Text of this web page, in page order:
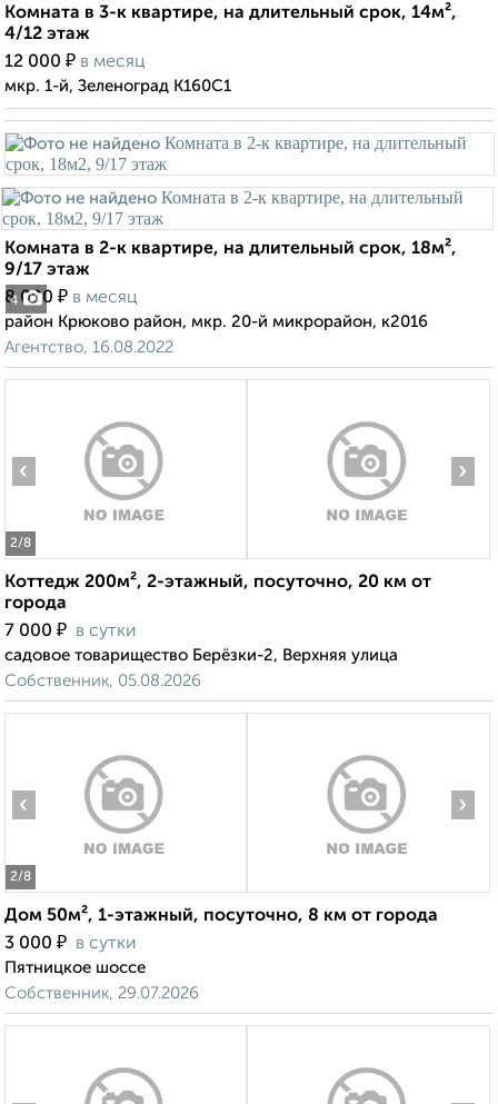
Комната в 3-к квартире, на длительный срок, 14м²,
4/12 этаж
12 000 ₽ в месяц
мкр. 1-й, Зеленоград К160С1
4
Комната в 2-к квартире, на длительный срок, 18м²,
9/17 этаж
8 000 ₽ в месяц
район Крюково район, мкр. 20-й микрорайон, к2016
Агентство, 16.08.2022
2/8
‹ ›
Коттедж 200м², 2-этажный, посуточно, 20 км от
города
7 000 ₽ в сутки
садовое товарищество Берёзки-2, Верхняя улица
Собственник, 05.08.2026
2/8
‹ ›
Дом 50м², 1-этажный, посуточно, 8 км от города
3 000 ₽ в сутки
Пятницкое шоссе
Собственник, 29.07.2026